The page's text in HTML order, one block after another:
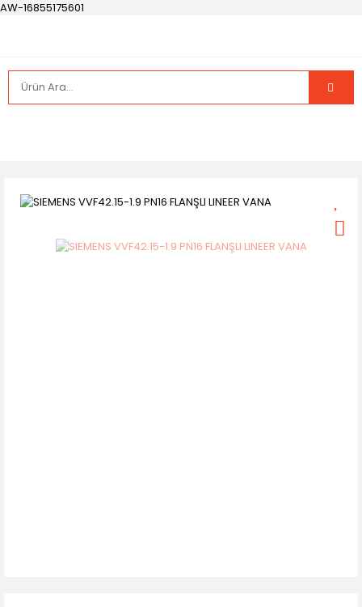
AW-16855175601